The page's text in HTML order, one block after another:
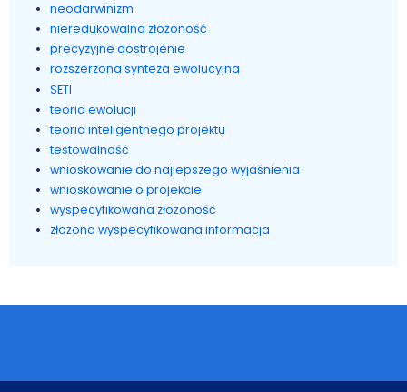
neodarwinizm
nieredukowalna złożoność
precyzyjne dostrojenie
rozszerzona synteza ewolucyjna
SETI
teoria ewolucji
teoria inteligentnego projektu
testowalność
wnioskowanie do najlepszego wyjaśnienia
wnioskowanie o projekcie
wyspecyfikowana złożoność
złożona wyspecyfikowana informacja